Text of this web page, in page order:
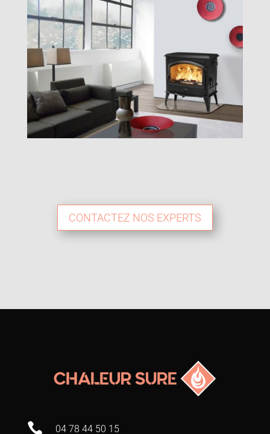
CONTACTEZ NOS EXPERTS
 04 78 44 50 15